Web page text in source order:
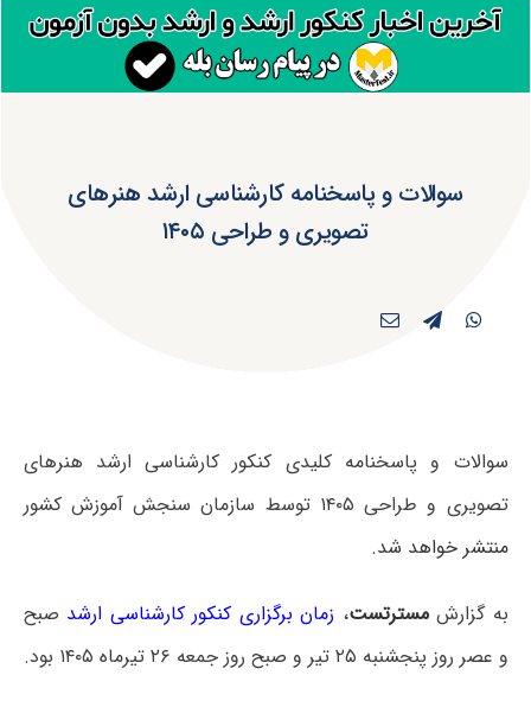
سوالات و پاسخنامه کارشناسی ارشد هنرهای
تصویری و طراحی ۱۴۰۵
سوالات و پاسخنامه کلیدی کنکور کارشناسی ارشد هنرهای
تصویری و طراحی ۱۴۰۵ توسط سازمان سنجش آموزش کشور
منتشر خواهد شد.
به گزارشمسترتست، زمان برگزاری کنکور کارشناسی ارشد صبح
و عصر روز پنجشنبه ۲۵ تیر و صبح روز جمعه ۲۶ تیرماه ۱۴۰۵ بود.